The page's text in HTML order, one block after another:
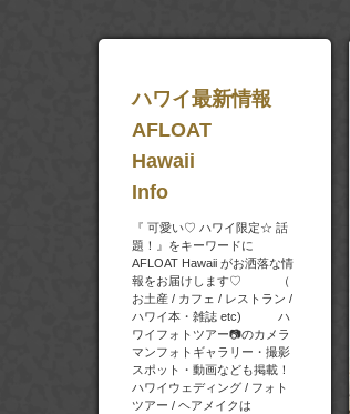
ハワイ最新情報
AFLOAT
Hawaii
Info
『 可愛い♡ ハワイ限定☆ 話
題！』をキーワードに
AFLOAT Hawaii がお洒落な情
報をお届けします♡ （
お土産 / カフェ / レストラン /
ハワイ本・雑誌 etc) ハ
ワイフォトツアー📷のカメラ
マンフォトギャラリー・撮影
スポット・動画なども掲載！
ハワイウェディング / フォト
ツアー / ヘアメイクは